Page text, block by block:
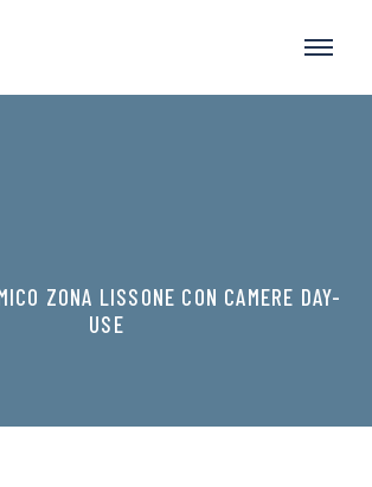
ZONA LISSONE CON CAMERE DAY-
USE